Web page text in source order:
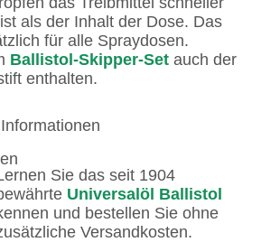
als der Inhalt der Dose. Das
für alle Spraydosen.
Ballistol-Skipper-Set auch der
enthalten.
Sie das seit 1904
Universalöl Ballistol
und bestellen Sie ohne
Versandkosten.